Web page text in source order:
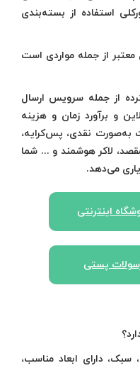
استفاده از بسته‌بندی
از جمله مواردی است
از جمله سرویس ارسال
و برآورد زمان و هزینه
به‌صورت نقدی، پس‌کرایه،
لاکر هوشمند و ... شما
می‌دهد.
اینترنتی
پستی
سبک، دارای ابعاد مناسب،